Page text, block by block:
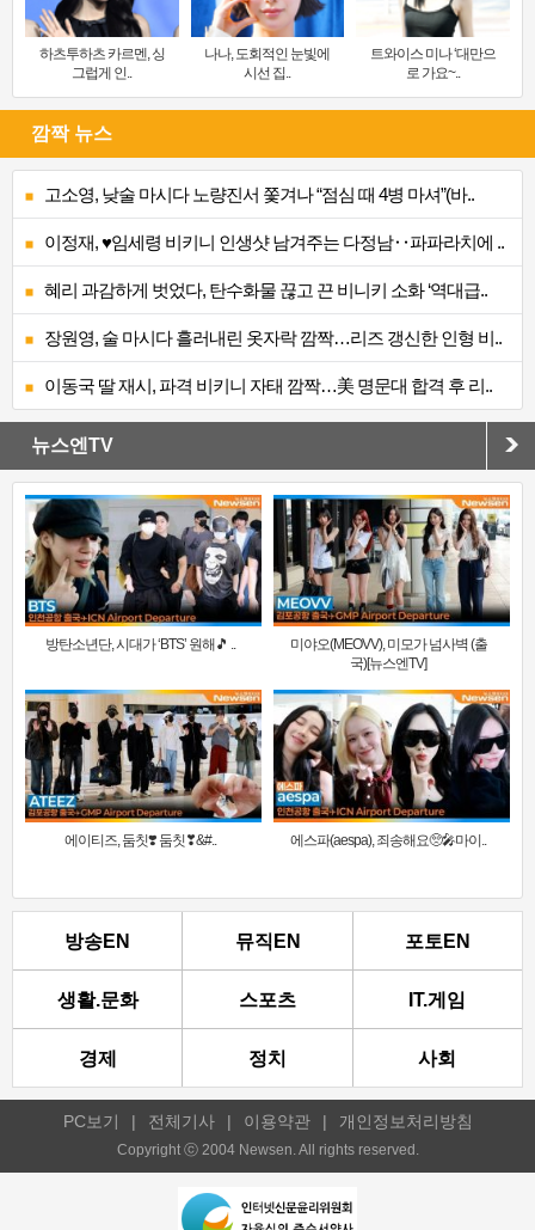
하츠투하츠 카르멘, 싱
그럽게 인..
나나, 도회적인 눈빛에
시선 집..
트와이스 미나 ‘대만으
로 가요~..
깜짝 뉴스
고소영, 낮술 마시다 노량진서 쫓겨나 “점심 때 4병 마셔”(바..
이정재, ♥임세령 비키니 인생샷 남겨주는 다정남‥파파라치에 ..
혜리 과감하게 벗었다, 탄수화물 끊고 끈 비니키 소화 ‘역대급..
장원영, 술 마시다 흘러내린 옷자락 깜짝…리즈 갱신한 인형 비..
이동국 딸 재시, 파격 비키니 자태 깜짝…美 명문대 합격 후 리..
뉴스엔TV
방탄소년단, 시대가 ‘BTS’ 원해🎵 ..
미야오(MEOVV), 미모가 넘사벽 (출
국)[뉴스엔TV]
에이티즈, 둠칫❣️ 둠칫❣&#.. 에스파(aespa), 죄송해요🥺🎤마이..
방송EN 뮤직EN 포토EN
생활.문화 스포츠 IT.게임
경제 정치 사회
PC보기 | 전체기사 | 이용약관 | 개인정보처리방침
Copyright ⓒ 2004 Newsen. All rights reserved.